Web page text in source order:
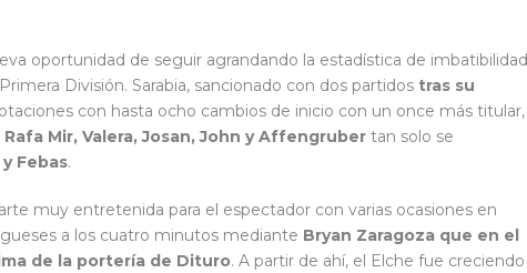
oportunidad de seguir agrandando la estadística de imbatibilidad
División. Sarabia, sancionado con dos partidos tras su
con hasta ocho cambios de inicio con un once más titular,
Mir, Valera, Josan, John y Affengruber tan solo se
Febas.
muy entretenida para el espectador con varias ocasiones en
a los cuatro minutos mediante Bryan Zaragoza que en el
de la portería de Dituro. A partir de ahí, el Elche fue creciendo